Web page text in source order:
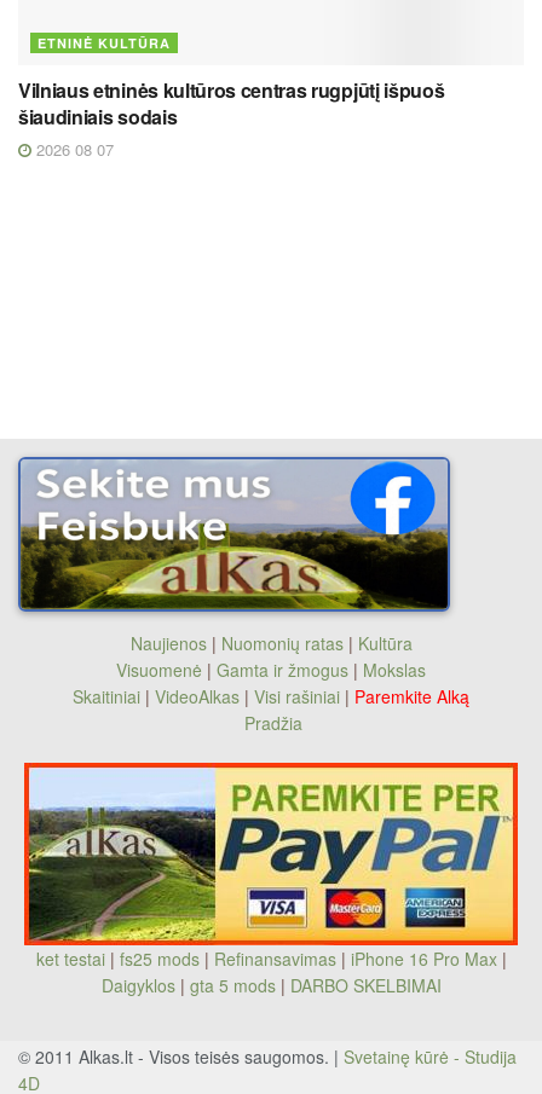
ETNINĖ KULTŪRA
Vilniaus etninės kultūros centras rugpjūtį išpuoš
šiaudiniais sodais
2026 08 07
Naujienos| Nuomonių ratas| Kultūra
Visuomenė | Gamta ir žmogus | Mokslas
Skaitiniai | VideoAlkas | Visi rašiniai | Paremkite Alką
Pradžia
ket testai | fs25 mods| Refinansavimas| iPhone 16 Pro Max|
Daigyklos| gta 5 mods | DARBO SKELBIMAI
© 2011 Alkas.lt - Visos teisės saugomos. | Svetainę kūrė - Studija
4D